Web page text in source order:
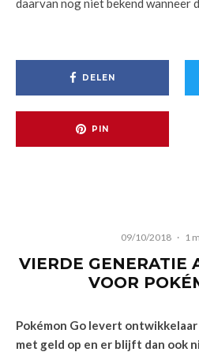
daarvan nog niet bekend wanneer
DELEN
PIN
09/10/2018 · 1
VIERDE GENERATIE
VOOR
Pokémon Go levert
met geld op en er blijft dan ook